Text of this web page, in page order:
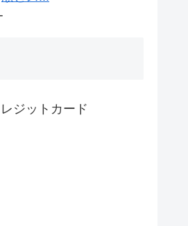
ジットカード